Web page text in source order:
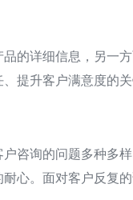
的详细信息，另一
提升客户满意度的
咨询的问题多种多
心。面对客户反复